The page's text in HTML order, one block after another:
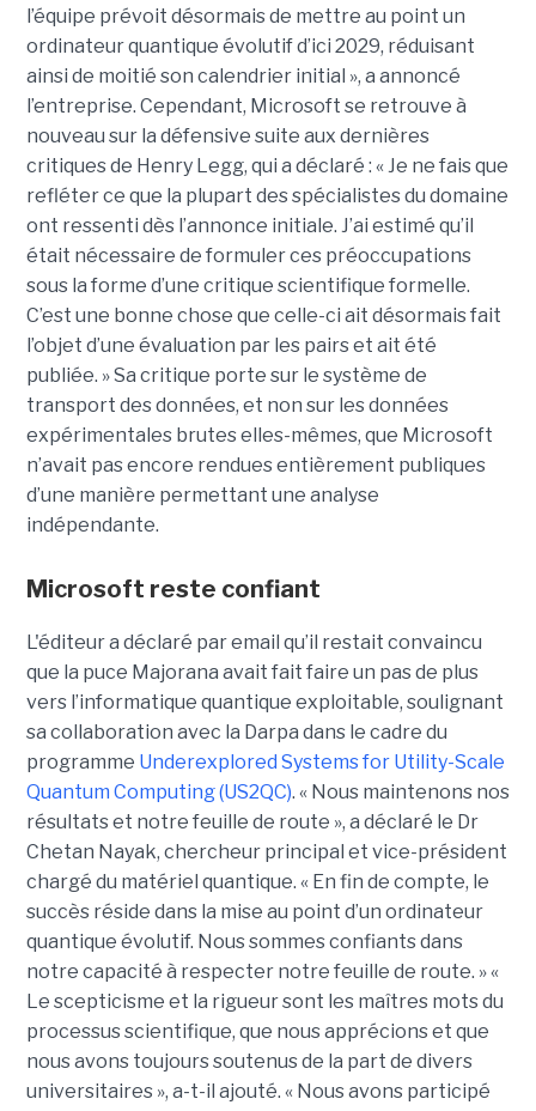
l’équipe prévoit désormais de mettre au point un
ordinateur quantique évolutif d’ici 2029, réduisant
ainsi de moitié son calendrier initial », a annoncé
l’entreprise. Cependant, Microsoft se retrouve à
nouveau sur la défensive suite aux dernières
critiques de Henry Legg, qui a déclaré : « Je ne fais que
refléter ce que la plupart des spécialistes du domaine
ont ressenti dès l’annonce initiale. J’ai estimé qu’il
était nécessaire de formuler ces préoccupations
sous la forme d’une critique scientifique formelle.
C’est une bonne chose que celle-ci ait désormais fait
l’objet d’une évaluation par les pairs et ait été
publiée. »Sa critique porte sur le système de
transport des données, et non sur les données
expérimentales brutes elles-mêmes, que Microsoft
n’avait pas encore rendues entièrement publiques
d’une manière permettant une analyse
indépendante.
Microsoft reste confiant
L'éditeur a déclaré par email qu’il restait convaincu
que la puce Majorana avait fait faire un pas de plus
vers l’informatique quantique exploitable, soulignant
sa collaboration avec la Darpa dans le cadre du
programme Underexplored Systems for Utility-Scale
Quantum Computing (US2QC). « Nous maintenons nos
résultats et notre feuille de route », a déclaré le Dr
Chetan Nayak, chercheur principal et vice-président
chargé du matériel quantique. « En fin de compte, le
succès réside dans la mise au point d’un ordinateur
quantique évolutif. Nous sommes confiants dans
notre capacité à respecter notre feuille de route. »«
Le scepticisme et la rigueur sont les maîtres mots du
processus scientifique, que nous apprécions et que
nous avons toujours soutenus de la part de divers
universitaires », a-t-il ajouté. « Nous avons participé